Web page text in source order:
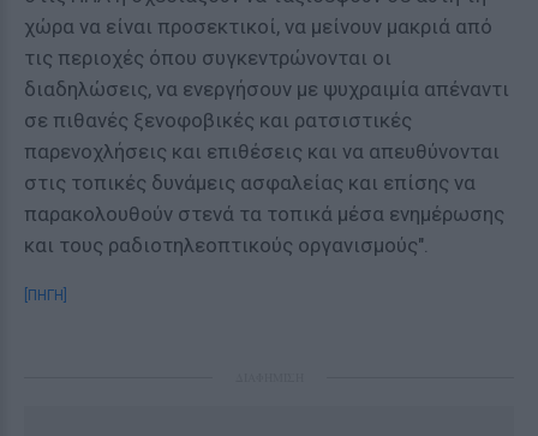
χώρα να είναι προσεκτικοί, να μείνουν μακριά από
τις περιοχές όπου συγκεντρώνονται οι
διαδηλώσεις, να ενεργήσουν με ψυχραιμία απέναντι
σε πιθανές ξενοφοβικές και ρατσιστικές
παρενοχλήσεις και επιθέσεις και να απευθύνονται
στις τοπικές δυνάμεις ασφαλείας και επίσης να
παρακολουθούν στενά τα τοπικά μέσα ενημέρωσης
και τους ραδιοτηλεοπτικούς οργανισμούς".
[ΠΗΓΗ]